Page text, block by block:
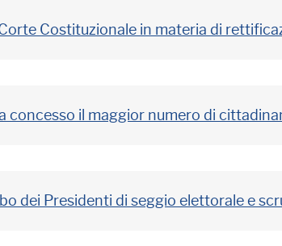
Costituzionale in materia di
concesso il maggior numero di
dei Presidenti di seggio elettorale e